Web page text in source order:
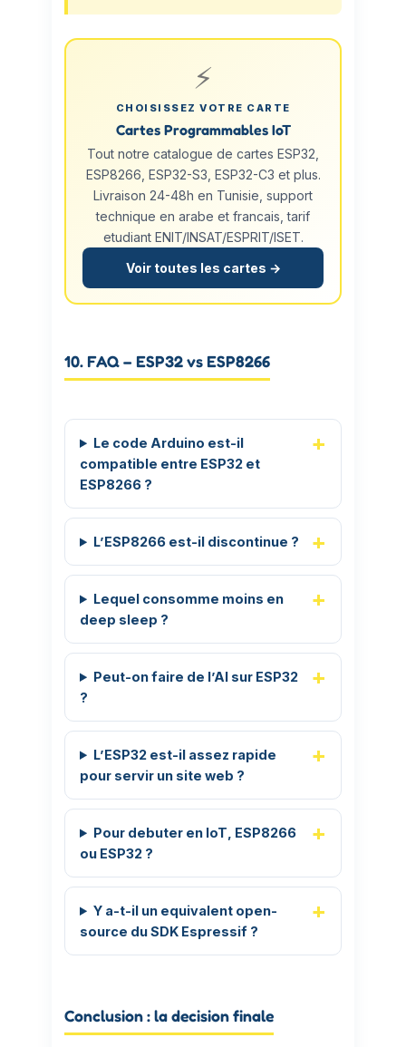
⚡
CHOISISSEZ VOTRE CARTE
Cartes Programmables IoT
Tout notre catalogue de cartes ESP32,
ESP8266, ESP32-S3, ESP32-C3 et plus.
Livraison 24-48h en Tunisie, support
technique en arabe et francais, tarif
etudiant ENIT/INSAT/ESPRIT/ISET.
Voir toutes les cartes →
10. FAQ – ESP32 vs ESP8266
Le code Arduino est-il
compatible entre ESP32 et
ESP8266 ?
L’ESP8266 est-il discontinue ?
Lequel consomme moins en
deep sleep ?
Peut-on faire de l’AI sur ESP32
?
L’ESP32 est-il assez rapide
pour servir un site web ?
Pour debuter en IoT, ESP8266
ou ESP32 ?
Y a-t-il un equivalent open-
source du SDK Espressif ?
Conclusion : la decision finale